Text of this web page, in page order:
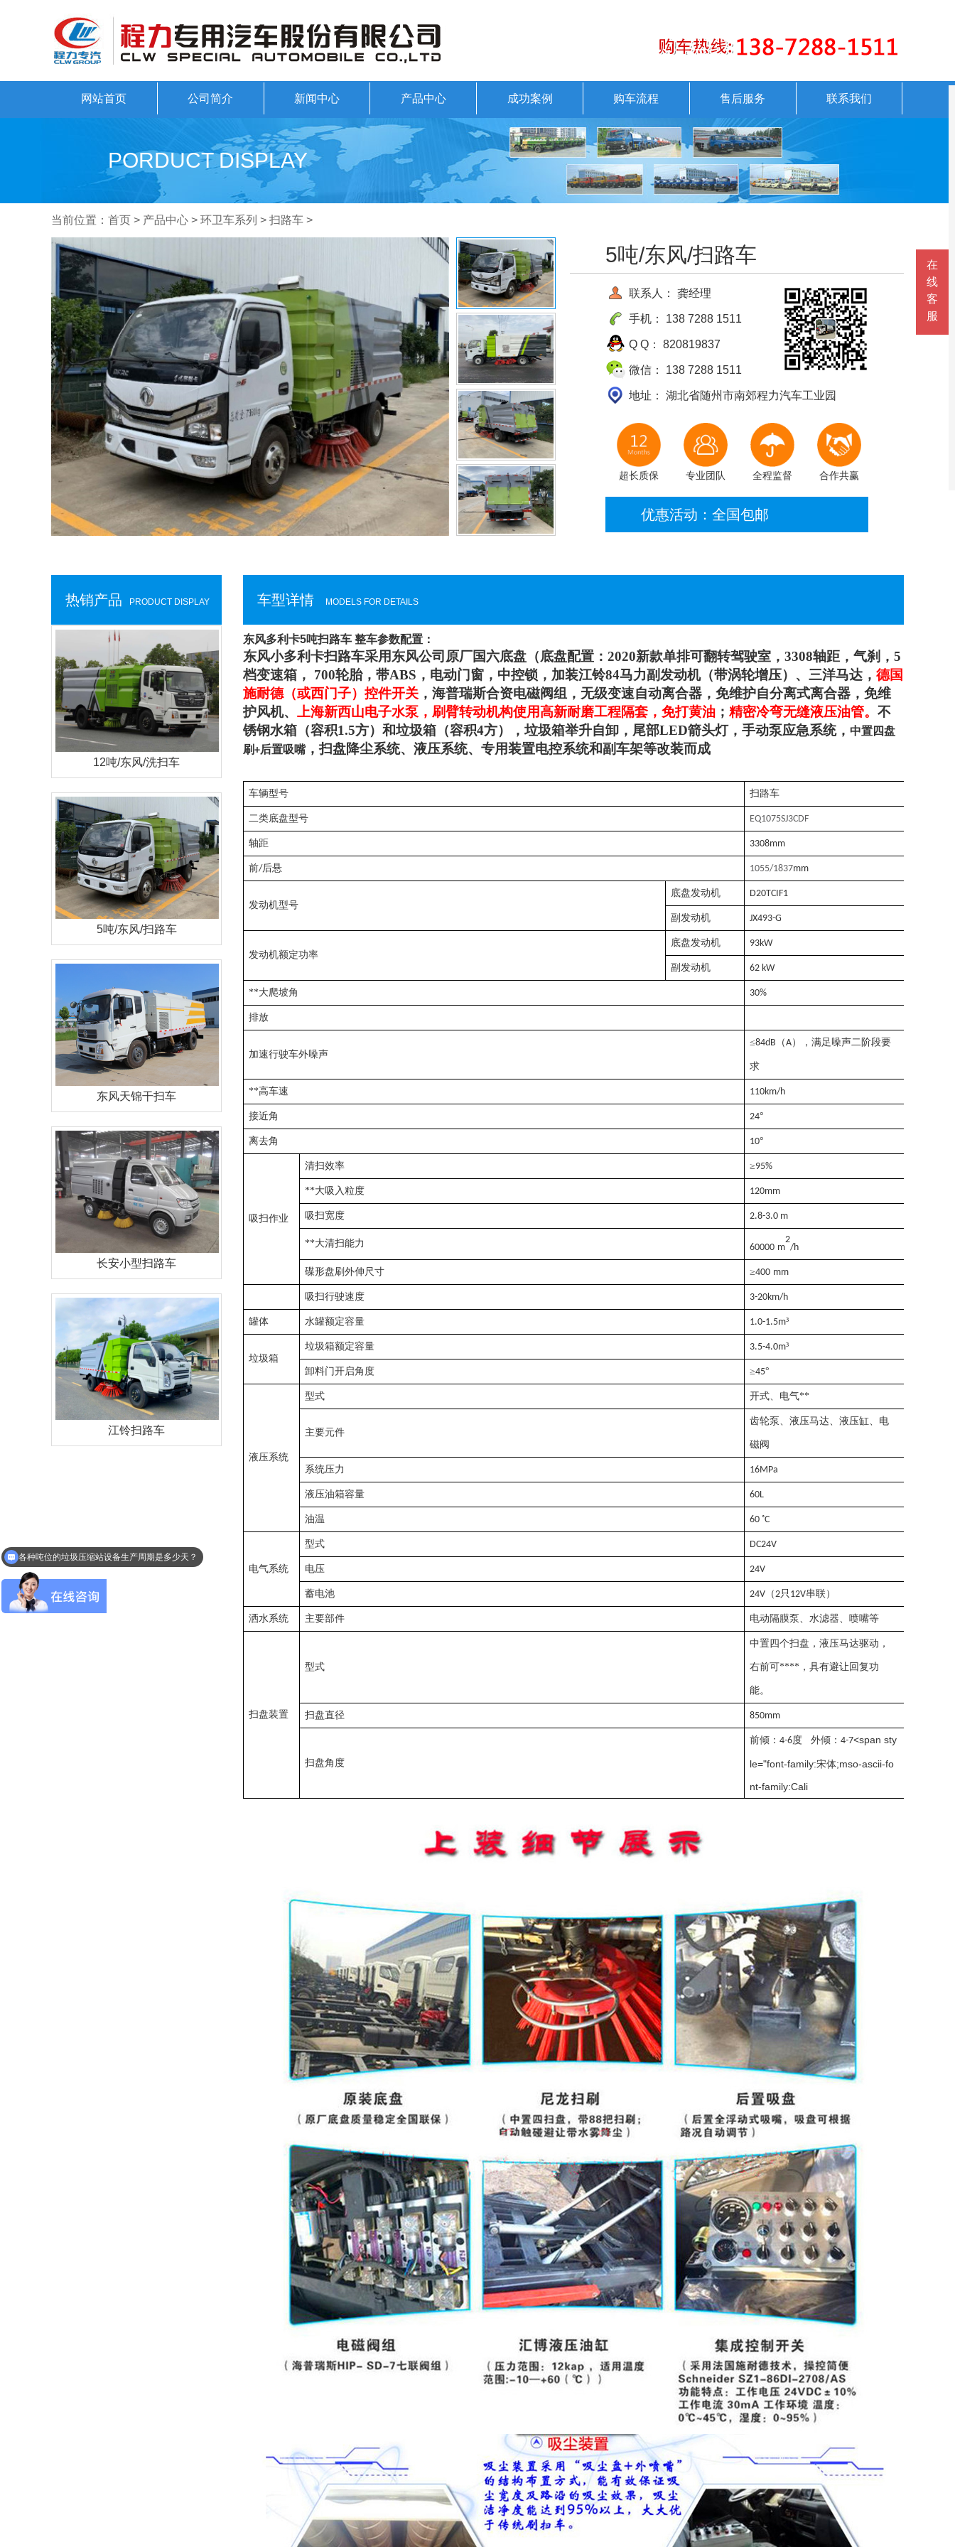
网站首页 公司简介 新闻中心 产品中心 成功案例 购车流程 售后服务 联系我们
PORDUCT DISPLAY
当前位置： 首页 > 产品中心 > 环卫车系列 > 扫路车 >
5吨/东风/扫路车
联系人： 龚经理
手机： 138 7288 1511
Q Q： 820819837
微信： 138 7288 1511
地址： 湖北省随州市南郊程力汽车工业园
超长质保 专业团队 全程监督 合作共赢
优惠活动：全国包邮
热销产品 PRODUCT DISPLAY
12吨/东风/洗扫车
5吨/东风/扫路车
东风天锦干扫车
长安小型扫路车
江铃扫路车
车型详情 MODELS FOR DETAILS
东风多利卡5吨扫路车 整车参数配置：
东风小多利卡扫路车采用东风公司原厂国六底盘（底盘配置： 2020新款单排可翻转驾驶室，3308轴距，气刹，5
档变速箱， 700轮胎， 带ABS，电动门窗，中控锁， 加装江铃84马力副发动机（带涡轮增压）、三洋马达， 德国
施耐德（或西门子）控件开关 ，海普瑞斯合资电磁阀组，无级变速自动离合器，免维护自分离式离合器，免维
护风机、 上海新西山电子水泵，刷臂转动机构使用高新耐磨工程隔套，免打黄油 ； 精密冷弯无缝液压油管。 不
锈钢水箱（容积1.5方）和垃圾箱（容积4方），垃圾箱举升自卸，尾部LED箭头灯，手动泵应急系统， 中置四盘
刷+后置吸嘴，扫盘降尘系统、液压系统、专用装置电控系统和副车架等改装而成
车辆型号 扫路车
二类底盘型号 EQ1075SJ3CDF
轴距 3308mm
前/后悬 1055/1837mm
发动机型号
底盘发动机 D20TCIF1
副发动机 JX493-G
发动机额定功率
底盘发动机 93kW
副发动机 62 kW
**大爬坡角 30%
排放
加速行驶车外噪声
≤84dB （A），满足噪声二阶段要
求
**高车速 110km/h
接近角 24°
离去角 10°
吸扫作业
清扫效率 ≥95%
**大吸入粒度 120mm
吸扫宽度 2.8-3.0 m
**大清扫能力 60000 m
2
/h
碟形盘刷外伸尺寸 ≥400 mm
吸扫行驶速度 3-20km/h
罐体 水罐额定容量 1.0-1.5m³
垃圾箱
垃圾箱额定容量 3.5-4.0m³
卸料门开启角度 ≥45°
液压系统
型式 开式、电气**
主要元件
齿轮泵、液压马达、液压缸、电
磁阀
系统压力 16MPa
液压油箱容量 60L
油温 60 ˚C
电气系统
型式 DC24V
电压 24V
蓄电池 24V （2只 12V串联）
洒水系统 主要部件 电动隔膜泵、水滤器、喷嘴等
扫盘装置
型式
中置四个扫盘，液压马达驱动，
右前可****，具有避让回复功
能。
扫盘直径 850mm
扫盘角度
前倾：4-6度 外倾：4-7<span sty
le="font-family:宋体;mso-ascii-fo
nt-family:Cali
在
线
客
服
各种吨位的垃圾压缩站设备生产周期是多少天？